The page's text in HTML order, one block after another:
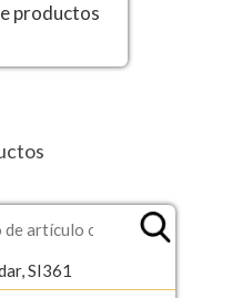
productos
SI361